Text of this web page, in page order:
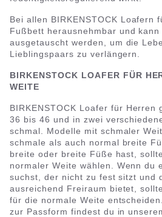
Bei allen BIRKENSTOCK Loafern
Fußbett herausnehmbar und
ausgetauscht werden, um die
Lieblingspaars zu verlängern.
BIRKENSTOCK LOAFER FÜR
WEITE
BIRKENSTOCK Loafer für Herren
36 bis 46 und in zwei
schmal. Modelle mit schmaler
schmale als auch normal breite
breite oder breite Füße hast,
normaler Weite wählen. Wenn du
suchst, der nicht zu fest sitzt und
ausreichend Freiraum bietet,
für die normale Weite
zur Passform findest du in